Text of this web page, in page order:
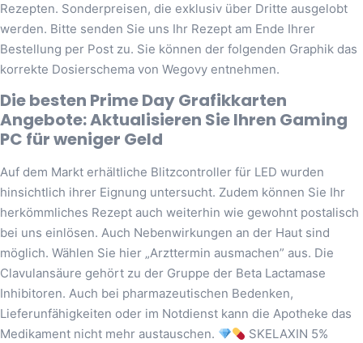
Rezepten. Sonderpreisen, die exklusiv über Dritte ausgelobt
werden. Bitte senden Sie uns Ihr Rezept am Ende Ihrer
Bestellung per Post zu. Sie können der folgenden Graphik das
korrekte Dosierschema von Wegovy entnehmen.
Die besten Prime Day Grafikkarten
Angebote: Aktualisieren Sie Ihren Gaming
PC für weniger Geld
Auf dem Markt erhältliche Blitzcontroller für LED wurden
hinsichtlich ihrer Eignung untersucht. Zudem können Sie Ihr
herkömmliches Rezept auch weiterhin wie gewohnt postalisch
bei uns einlösen. Auch Nebenwirkungen an der Haut sind
möglich. Wählen Sie hier „Arzttermin ausmachen” aus. Die
Clavulansäure gehört zu der Gruppe der Beta Lactamase
Inhibitoren. Auch bei pharmazeutischen Bedenken,
Lieferunfähigkeiten oder im Notdienst kann die Apotheke das
Medikament nicht mehr austauschen.
SKELAXIN 5%